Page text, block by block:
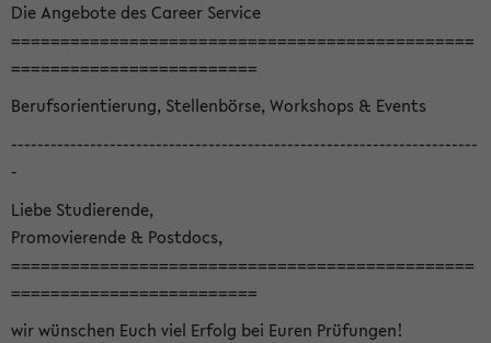
Die Angebote des Career Service
===============================================
=========================
Berufsorientierung, Stellenbörse, Workshops & Events
-----------------------------------------------------------------------
-
Liebe Studierende,
Promovierende & Postdocs,
===============================================
=========================
wir wünschen Euch viel Erfolg bei Euren Prüfungen!